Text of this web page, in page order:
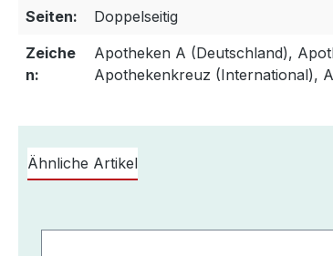
Seiten:
Doppelseitig
Zeiche
n:
Apotheken A (Deutschland),
Apothekenkreuz (International),
Ähnliche Artikel